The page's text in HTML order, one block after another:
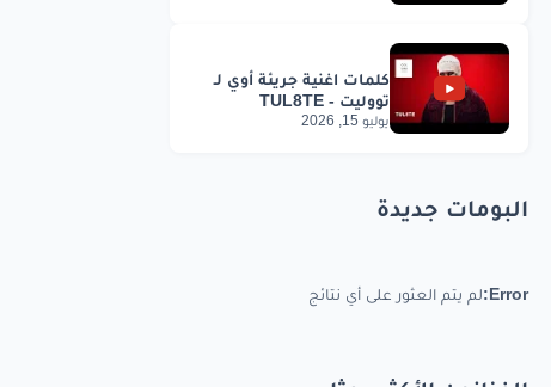
يوليو 15, 2026
البومات جديدة
Error: لم يتم العثور على أي نتائج